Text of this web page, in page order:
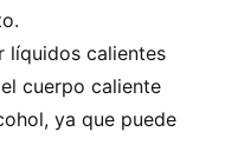
líquidos calientes
cuerpo caliente
ya que puede